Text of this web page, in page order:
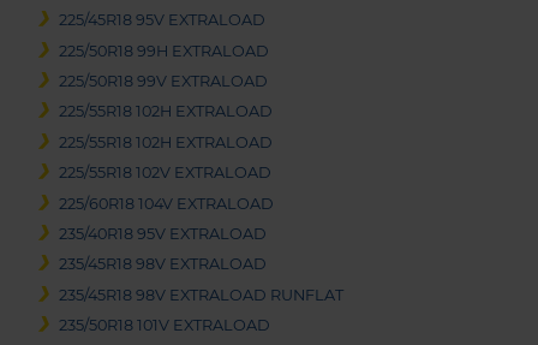
225/45R18 95V EXTRALOAD
225/50R18 99H EXTRALOAD
225/50R18 99V EXTRALOAD
225/55R18 102H EXTRALOAD
225/55R18 102H EXTRALOAD
225/55R18 102V EXTRALOAD
225/60R18 104V EXTRALOAD
235/40R18 95V EXTRALOAD
235/45R18 98V EXTRALOAD
235/45R18 98V EXTRALOAD RUNFLAT
235/50R18 101V EXTRALOAD